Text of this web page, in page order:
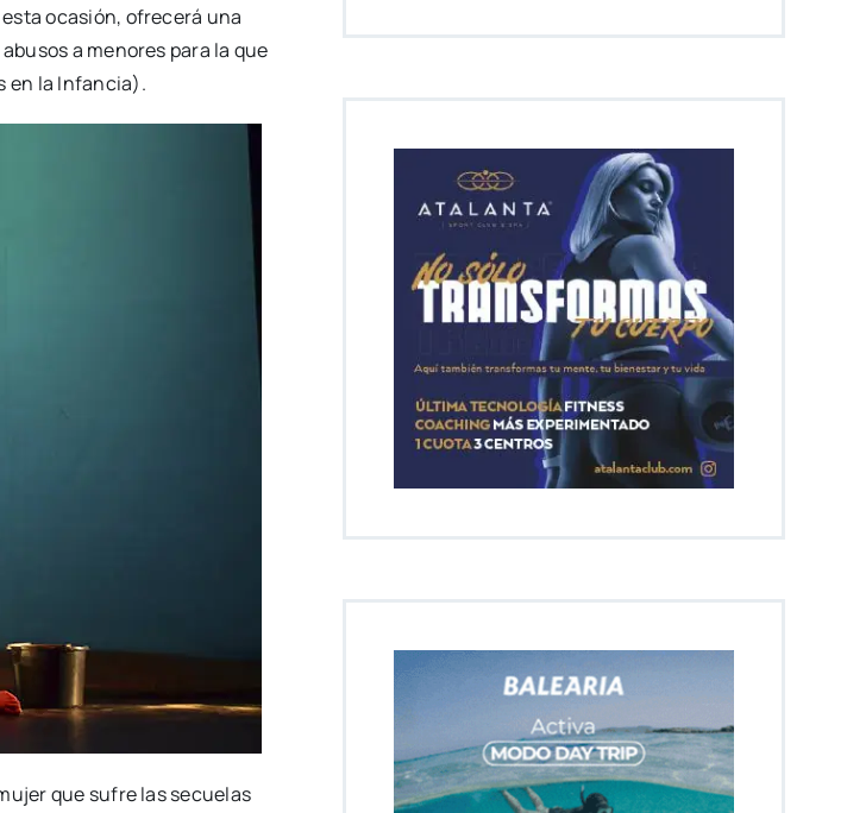
oca­sión, ofre­ce­rá una
a meno­res para la que
en la Infan­cia).
que sufre las secue­las